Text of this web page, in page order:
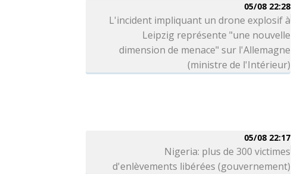
05/08 22:28
L'incident impliquant un drone explosif à
Leipzig représente "une nouvelle
dimension de menace" sur l'Allemagne
(ministre de l'Intérieur)
05/08 22:17
Nigeria: plus de 300 victimes
d'enlèvements libérées (gouvernement)